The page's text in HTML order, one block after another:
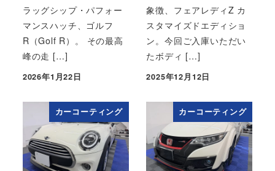
ラッグシップ・パフォー
マンスハッチ、ゴルフ
R（Golf R）。 その最高
峰の走 […]
投稿日
2026年1月22日
象徴、フェアレディZ カ
スタマイズドエディショ
ン。今回ご入庫いただい
たボディ […]
投稿日
2025年12月12日
カーコーティング カーコーティング